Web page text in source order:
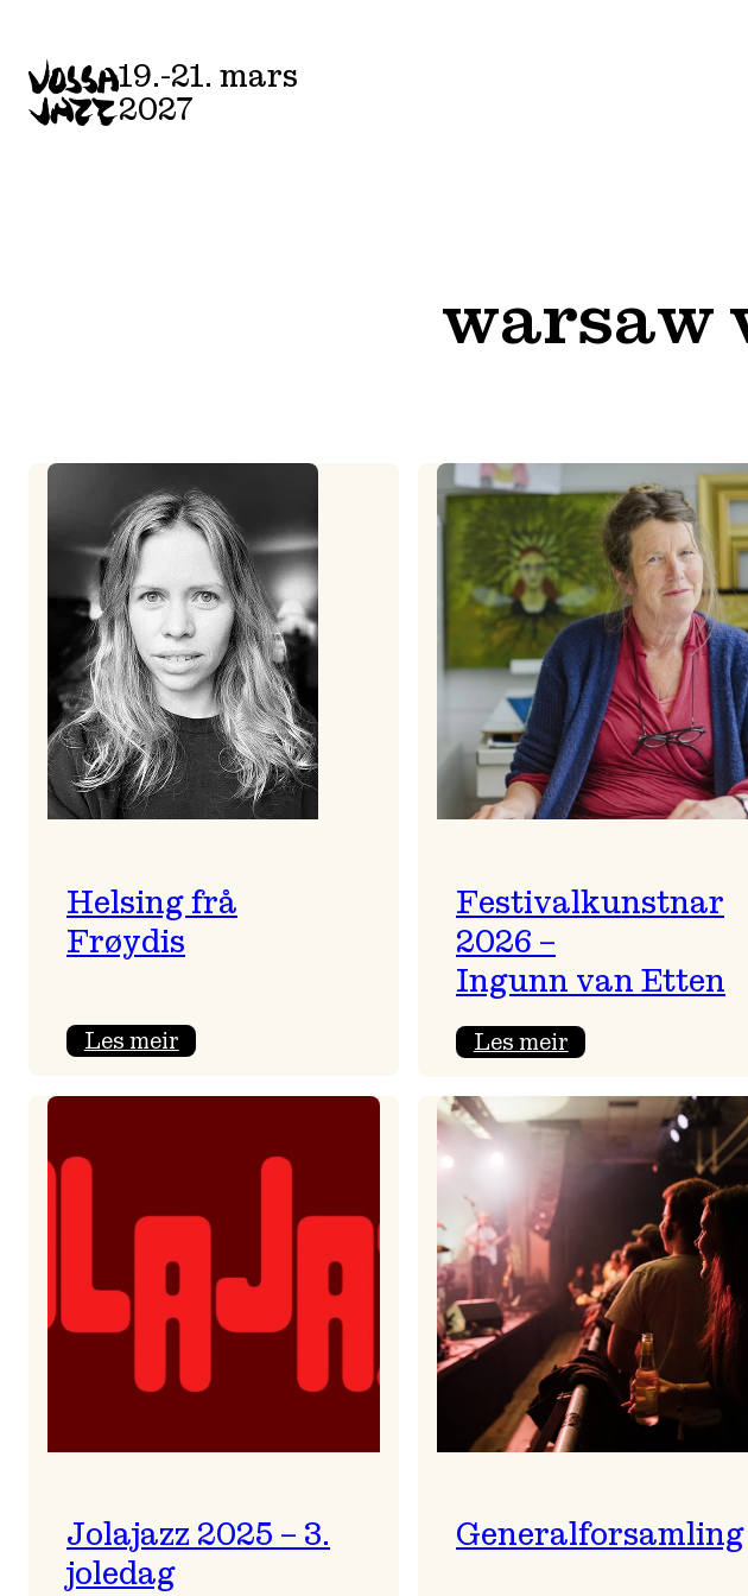
content
19.-21. mars
2027
warsaw
Helsing frå
Frøydis
Les meir:
frå
Festivalkunstnar
2026 –
Ingunn van Etten
Les meir:
2026
–
Ingunn van Etten
Jolajazz 2025 – 3.
joledag
Generalforsamling